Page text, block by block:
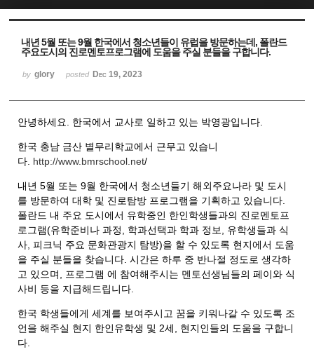
내년 5월 또는 9월 한국에서 청소년들이 유럽을 방문하는데, 폴란드
주요도시의 진로멘토프로그램에 도움을 주실 분들을 구합니다.
by glory posted Dec 19, 2023
안녕하세요. 한국에서 교사로 일하고 있는 박영광입니다.
한국 충남 금산 별무리학교에서 근무고 있습니
다. http://www.bmrschool.net/
내년 5월 또는 9월 한국에서 청소년들기 해외주요나라 및 도시
를 방문하여 대학 및 진로탐방 프로그램을 기획하고 있습니다.
폴란드 내 주요 도시에서 유학중인 한인학생들과의 진로멘토프
로그램(유학준비나 과정, 학과선택과 학과 정보, 유학생들과 식
사, 피크닉 주요 문화관광지 탐방)을 할 수 있도록 현지에서 도움
을 주실 분들을 찾습니다. 시간은 하루 중 반나절 정도로 생각하
고 있으며, 프로그램 에 참여해주시는 멘토선생님들의 페이와 식
사비 등을 지급해드립니다.
한국 학생들에게 세계를 보여주시고 꿈을 키워나갈 수 있도록 조
언을 해주실 현지 한인유학생 및 2세, 현지인들의 도움을 구합니
다.
Sketchbook5, 스케치북5